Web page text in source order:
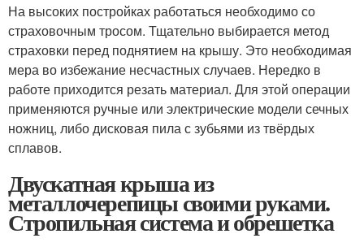
На высоких постройках работаться необходимо со
страховочным тросом. Тщательно выбирается метод
страховки перед поднятием на крышу. Это необходимая
мера во избежание несчастных случаев. Нередко в
работе приходится резать материал. Для этой операции
применяются ручные или электрические модели сечных
ножниц, либо дисковая пила с зубьями из твёрдых
сплавов.
Двускатная крыша из
металлочерепицы своими руками.
Стропильная система и обрешетка